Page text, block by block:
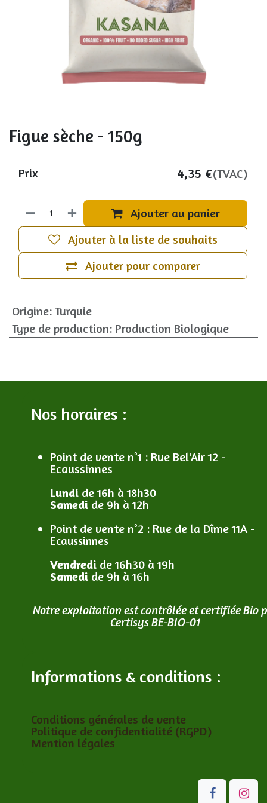
Figue sèche - 150g
Ajouter au panier
Ajouter pour comparer
Ajouter à la liste de souhaits
Prix 4,35 €(TVAC)
Origine: Turquie
Type de production: Production Biologique
Nos horaires :
Point de vente n°1 : Rue Bel'Air 12 -
Ecaussinnes
Lundi de 16h à 18h30
Samedi de 9h à 12h
Point de vente n°2 : Rue de la Dîme 11A -
Ecaussinnes
Vendredi de 16h30 à 19h
Samedi de 9h à 16h
Notre exploitation est contrôlée et certifiée Bio
Certisys BE-BIO-01
Informations & conditions :
Conditions générales de vente
Politique de confidentialité (RGPD)
Mention légales